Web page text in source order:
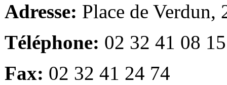
Adresse: Place de Verdun,
Téléphone: 02 32 41 08 15
Fax: 02 32 41 24 74